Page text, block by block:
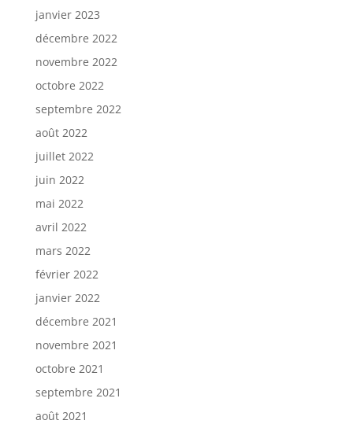
janvier 2023
décembre 2022
novembre 2022
octobre 2022
septembre 2022
août 2022
juillet 2022
juin 2022
mai 2022
avril 2022
mars 2022
février 2022
janvier 2022
décembre 2021
novembre 2021
octobre 2021
septembre 2021
août 2021